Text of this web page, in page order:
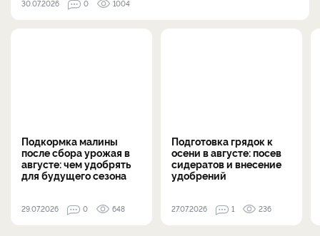
30.07.2026 0 1004
Подкормка малины
после сбора урожая в
августе: чем удобрять
для будущего сезона
29.07.2026 0 648
Подготовка грядок к
осени в августе: посев
сидератов и внесение
удобрений
27.07.2026 1 236